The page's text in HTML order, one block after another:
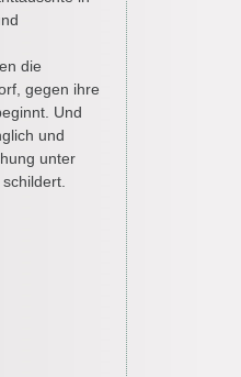
die
gegen ihre
Und
und
unter